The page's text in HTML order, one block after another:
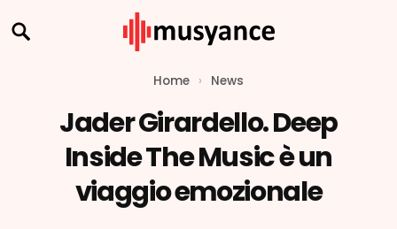
Home › News
Jader Girardello. Deep
Inside The Music è un
viaggio emozionale